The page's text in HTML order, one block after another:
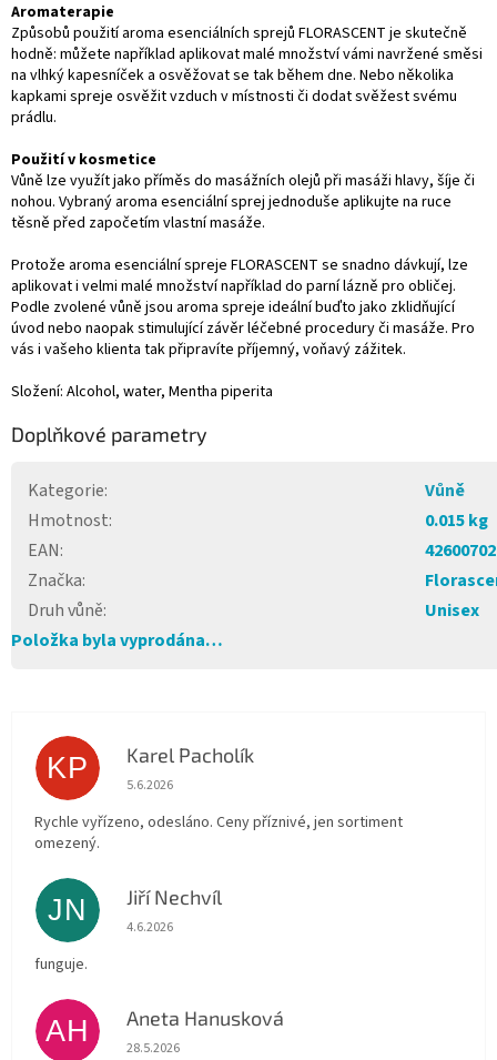
Aromaterapie
Způsobů použití aroma esenciálních sprejů FLORASCENT je skutečně
hodně: můžete například aplikovat malé množství vámi navržené směsi
na vlhký kapesníček a osvěžovat se tak během dne. Nebo několika
kapkami spreje osvěžit vzduch v místnosti či dodat svěžest svému
prádlu.
Použití v kosmetice
Vůně lze využít jako příměs do masážních olejů při masáži hlavy, šíje či
nohou. Vybraný aroma esenciální sprej jednoduše aplikujte na ruce
těsně před započetím vlastní masáže.
Protože aroma esenciální spreje FLORASCENT se snadno dávkují, lze
aplikovat i velmi malé množství například do parní lázně pro obličej.
Podle zvolené vůně jsou aroma spreje ideální buďto jako zklidňující
úvod nebo naopak stimulující závěr léčebné procedury či masáže. Pro
vás i vašeho klienta tak připravíte příjemný, voňavý zážitek.
Složení: Alcohol, water, Mentha piperita
Doplňkové parametry
Kategorie:
Vůně
Hmotnost:
0.015 kg
EAN:
Značka:
Druh vůně:
Unisex
Položka byla vyprodána…
KP Karel Pacholík
Hodnocení obchodu je 4 z 5 hvězdiček.
5.6.2026
Rychle vyřízeno, odesláno. Ceny příznivé, jen sortiment
omezený.
JN Jiří Nechvíl
Hodnocení obchodu je 5 z 5 hvězdiček.
4.6.2026
funguje.
AH Aneta Hanusková
Hodnocení obchodu je 5 z 5 hvězdiček.
28.5.2026